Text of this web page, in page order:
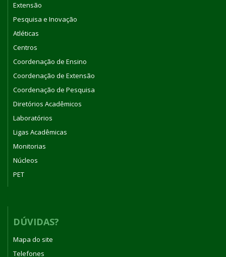
Extensão
Pesquisa e Inovação
Atléticas
Centros
Coordenação de Ensino
Coordenação de Extensão
Coordenação de Pesquisa
Diretórios Acadêmicos
Laboratórios
Ligas Acadêmicas
Monitorias
Núcleos
PET
DÚVIDAS?
Mapa do site
Telefones